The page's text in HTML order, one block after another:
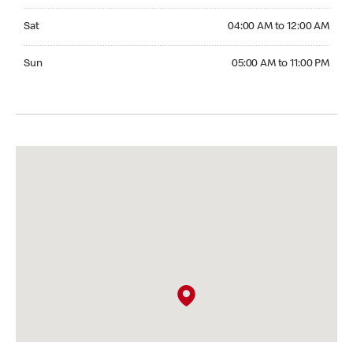
Sat 04:00 AM to 12:00 AM
Sun 05:00 AM to 11:00 PM